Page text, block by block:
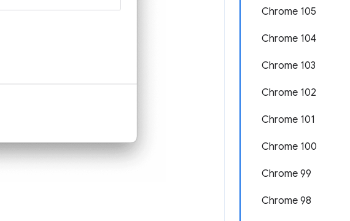
Chrome 105
Chrome 104
Chrome 103
Chrome 102
Chrome 101
Chrome 100
Chrome 99
Chrome 98